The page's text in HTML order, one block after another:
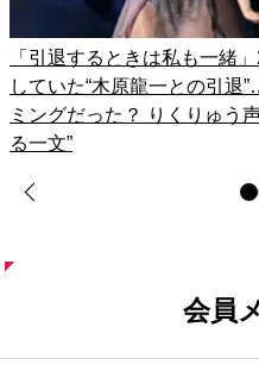
「引退するときは私も一緒
していた“木原龍一との引退
ミングだった？ りくりゅう
る一文”
会員